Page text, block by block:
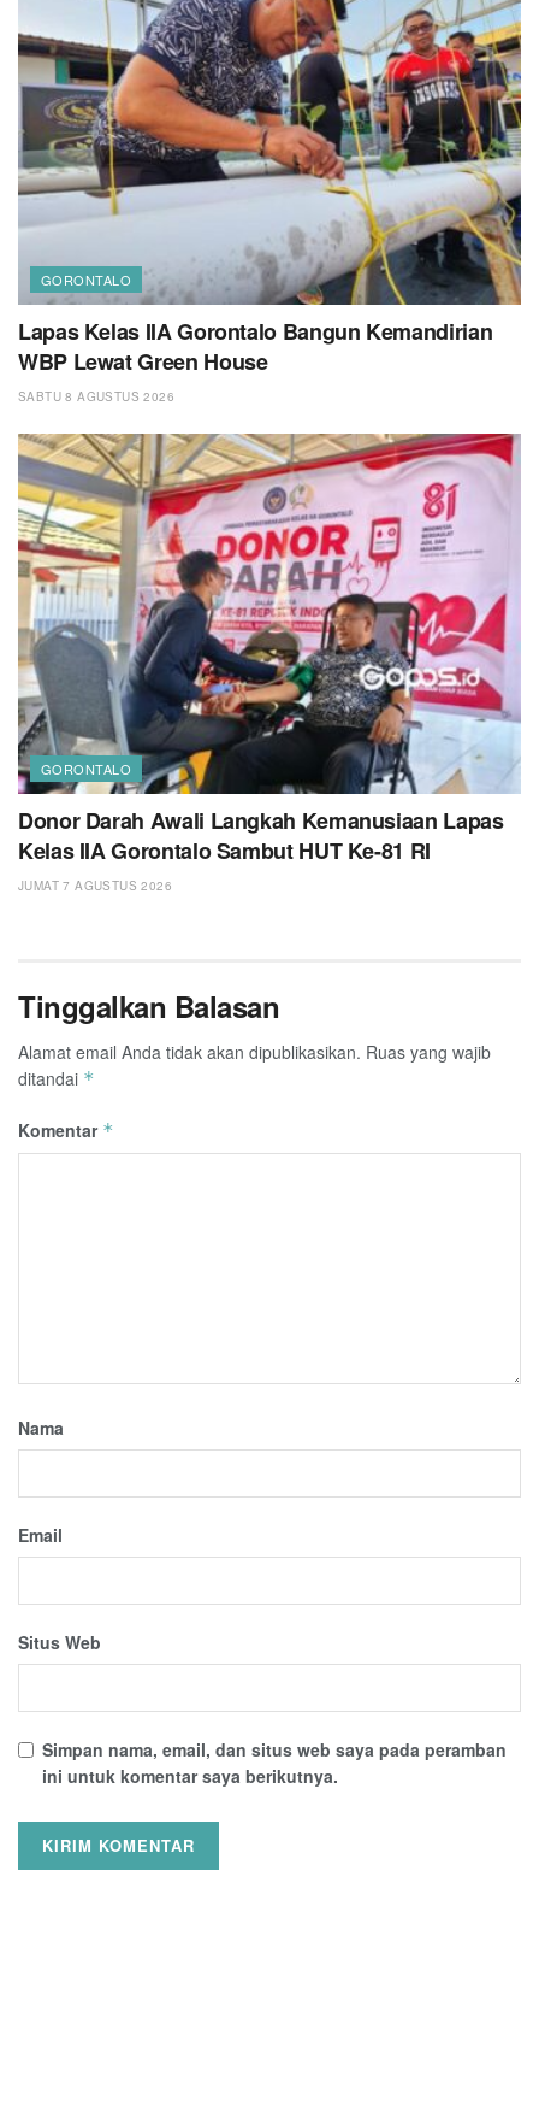
GORONTALO
Lapas Kelas IIA Gorontalo Bangun Kemandirian
WBP Lewat Green House
SABTU 8 AGUSTUS 2026
GORONTALO
Donor Darah Awali Langkah Kemanusiaan Lapas
Kelas IIA Gorontalo Sambut HUT Ke-81 RI
JUMAT 7 AGUSTUS 2026
Tinggalkan Balasan
Alamat email Anda tidak akan dipublikasikan. Ruas yang wajib
ditandai *
Komentar *
Nama
Email
Situs Web
Simpan nama, email, dan situs web saya pada peramban
ini untuk komentar saya berikutnya.